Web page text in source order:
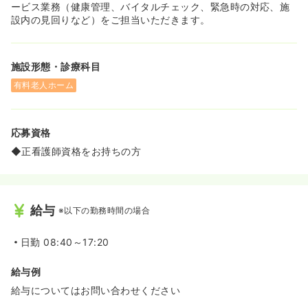
ービス業務（健康管理、バイタルチェック、緊急時の対応、施
設内の見回りなど）をご担当いただきます。
施設形態・診療科目
有料老人ホーム
応募資格
◆正看護師資格をお持ちの方
給与 ※以下の勤務時間の場合
日勤 08:40～17:20
給与例
給与についてはお問い合わせください